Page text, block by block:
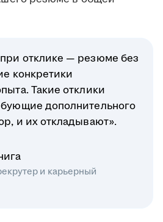
отклике — резюме без
конкретики
Такие отклики
дополнительного
и их откладывают».
и карьерный